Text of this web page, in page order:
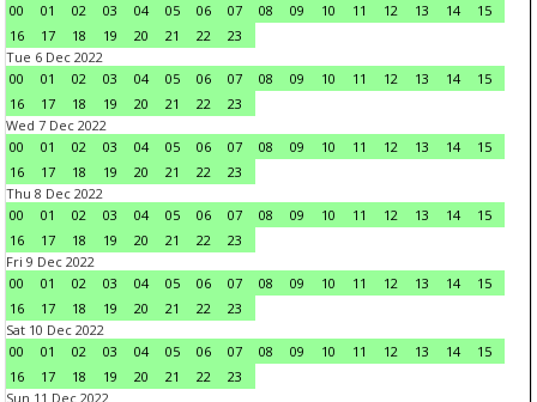
00
01 02 03 04 05 06 07 08 09 10 11 12 13 14
15
16
17 18 19 20 21 22
23
Tue 6 Dec 2022
00
01 02 03 04 05 06 07 08 09 10 11 12 13 14
15
16
17 18 19 20 21 22
23
Wed 7 Dec 2022
00
01 02 03 04 05 06 07 08 09 10 11 12 13 14
15
16
17 18 19 20 21 22
23
Thu 8 Dec 2022
00
01 02 03 04 05 06 07 08 09 10 11 12 13 14
15
16
17 18 19 20 21 22
23
Fri 9 Dec 2022
00
01 02 03 04 05 06 07 08 09 10 11 12 13 14
15
16
17 18 19 20 21 22
23
Sat 10 Dec 2022
00
01 02 03 04 05 06 07 08 09 10 11 12 13 14
15
16
17 18 19 20 21 22
23
Sun 11 Dec 2022